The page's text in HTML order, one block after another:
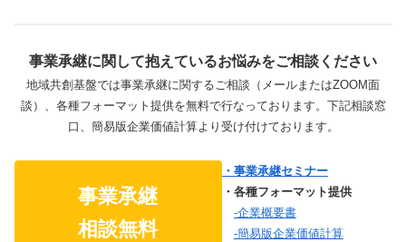
事業承継に関して抱えているお悩みをご相談ください
地域共創基盤では事業承継に関するご相談（メールまたはZOOM面
談）、各種フォーマット提供を無料で行なっております。下記相談窓
口、簡易版企業価値計算より受け付けております。
事業承継
相談無料
・事業承継セミナー
・各種フォーマット提供
-企業概要書
-簡易版企業価値計算